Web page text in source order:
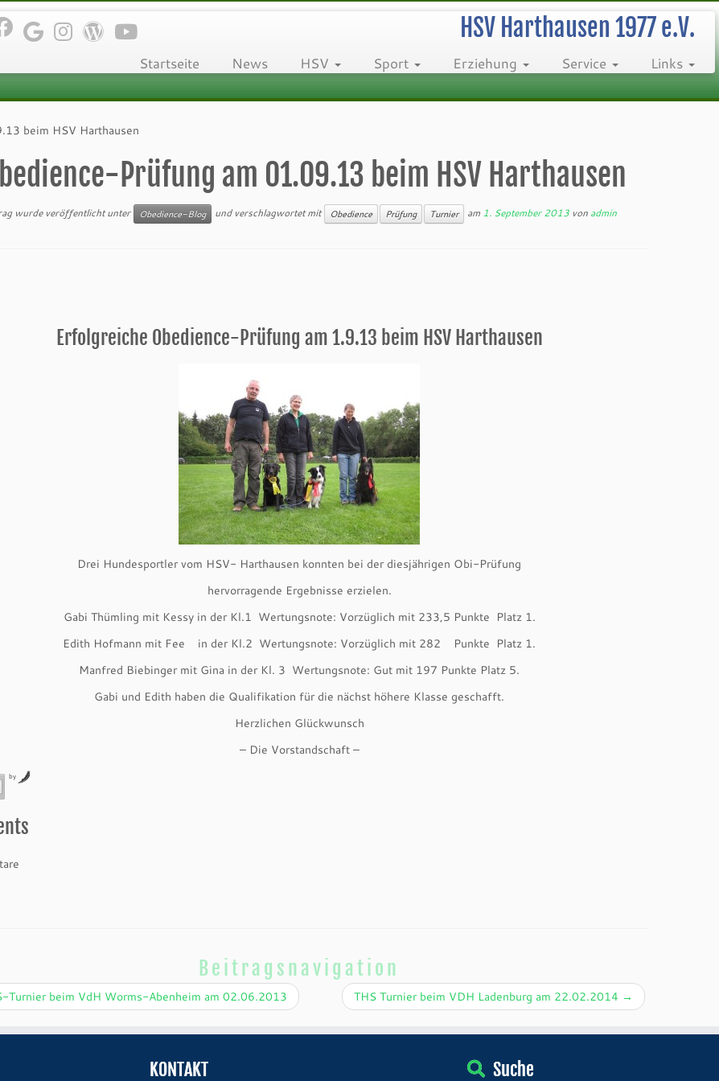
HSV Harthausen 1977 e.V.
Startseite News HSV Sport Erziehung Service Links
beim HSV Harthausen
Prüfung am 01.09.13 beim HSV Harthausen
wurde veröffentlicht unter Obedience-Blog und verschlagwortet mit Obedience Prüfung Turnier am 1. September 2013 von admin
Erfolgreiche Obedience-Prüfung am 1.9.13 beim HSV Harthausen
Drei Hundesportler vom HSV- Harthausen konnten bei der diesjährigen Obi-Prüfung
hervorragende Ergebnisse erzielen.
Gabi Thümling mit Kessy in der Kl.1 Wertungsnote: Vorzüglich mit 233,5 Punkte Platz 1.
Edith Hofmann mit Fee in der Kl.2 Wertungsnote: Vorzüglich mit 282 Punkte Platz 1.
Manfred Biebinger mit Gina in der Kl. 3 Wertungsnote: Gut mit 197 Punkte Platz 5.
Gabi und Edith haben die Qualifikation für die nächst höhere Klasse geschafft.
Herzlichen Glückwunsch
– Die Vorstandschaft –
by
Beitragsnavigation
Turnier beim VdH Worms-Abenheim am 02.06.2013 THS Turnier beim VDH Ladenburg am 22.02.2014 →
KONTAKT Suche